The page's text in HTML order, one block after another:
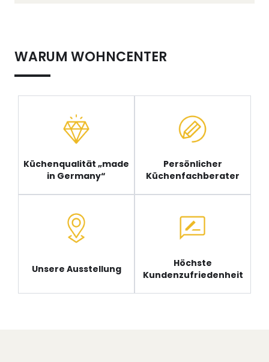
WARUM WOHNCENTER
Küchenqualität „made
in Germany“
Persönlicher
Küchenfachberater
Unsere Ausstellung
Höchste
Kundenzufriedenheit